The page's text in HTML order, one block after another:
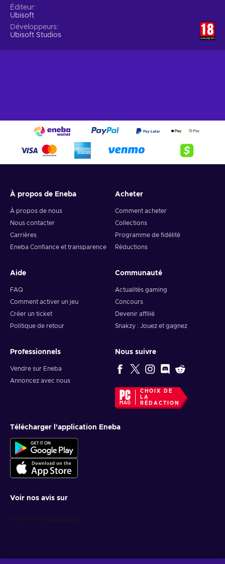
Éditeur
Ubisoft
Développeurs
Ubisoft Studios
À propos de Eneba
À propos de nous
Nous contacter
Carrières
Eneba Confiance et transparence
Acheter
Comment acheter
Collections
Programme de fidélité
Réductions
Aide
FAQ
Comment activer un jeu
Créer un ticket
Politique de retour
Communauté
Actualités gaming
Concours
Devenir affilié
Snakzy : Jouez et gagnez
Professionnels
Vendre sur Eneba
Annoncez avec nous
Nous suivre
CHOIX DE
LA
RÉDACTION
Télécharger l'application Eneba
Voir nos avis sur